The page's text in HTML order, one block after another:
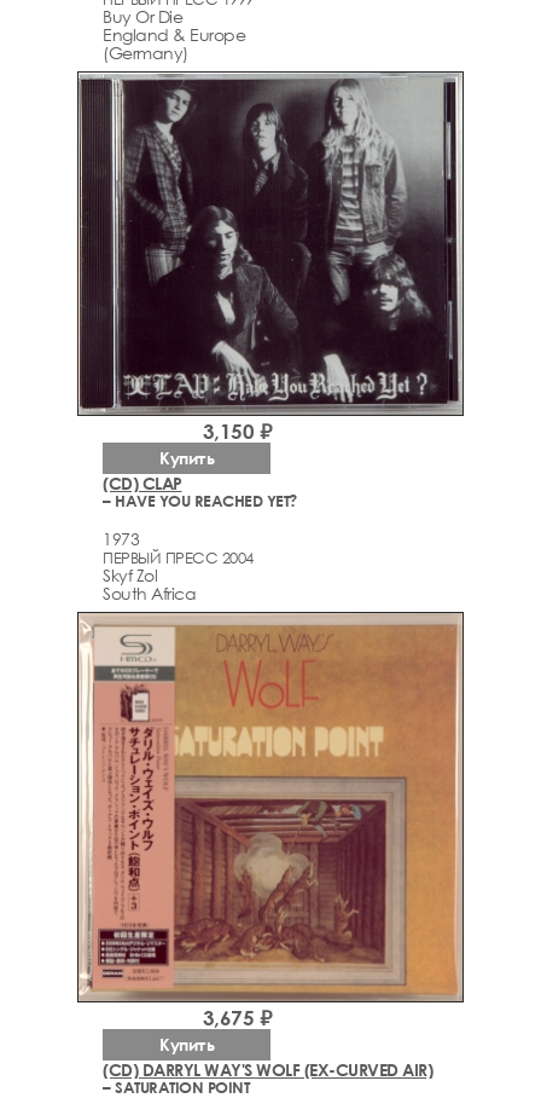
Buy Or Die
England & Europe
(Germany)
(CD) CLAP
– HAVE YOU REACHED YET?
1973
ПЕРВЫЙ ПРЕСС 2004
Skyf Zol
South Africa
3,150 ₽
Купить
(CD) DARRYL WAY'S WOLF (EX-CURVED AIR)
– SATURATION POINT
3,675 ₽
Купить